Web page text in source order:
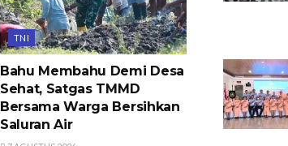
TNI
Bahu Membahu Demi Desa
Sehat, Satgas TMMD
Bersama Warga Bersihkan
Saluran Air